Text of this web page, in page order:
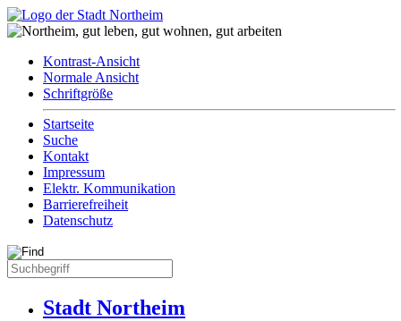
Kontrast-Ansicht
Normale Ansicht
Schriftgröße
Startseite
Suche
Kontakt
Impressum
Elektr. Kommunikation
Barrierefreiheit
Datenschutz
Stadt Northeim